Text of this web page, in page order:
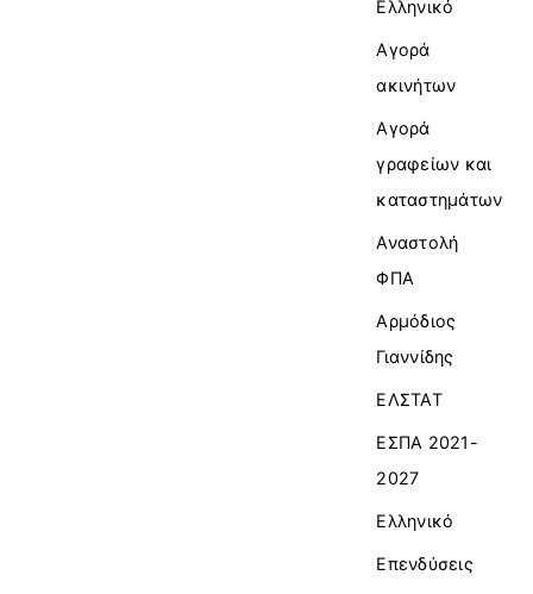
Ελληνικό
Αγορά
ακινήτων
Αγορά
γραφείων και
καταστημάτων
Αναστολή
ΦΠΑ
Αρμόδιος
Γιαννίδης
ΕΛΣΤΑΤ
ΕΣΠΑ 2021-
2027
Ελληνικό
Επενδύσεις